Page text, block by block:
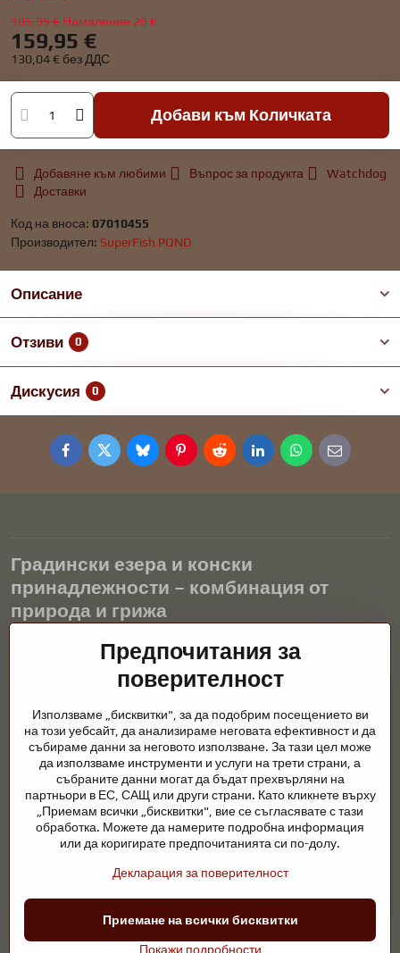
185,95 € Намаление 26 €
159,95 €
130,04 € без ДДС
Добави към Количката
Добавяне към любими Въпрос за продукта
Watchdog
Доставки
Код на вноса: 07010455
Производител: SuperFish POND
Описание
Отзиви 0
Дискусия 0
FacebookTwitterBlueskyPinterestRedditLinkedInWhatsApp
E-
mail
Градински езера и конски
принадлежности – комбинация от
природа и грижа
Градинските езера са красиво допълнение към всеки екстериор
и създават хармонична среда за релаксация и живот на водните
животни. Правилната технология, филтрацията и редовната
през цялата година. Също толкова важна е грижата за
животните, които са част от нашия живот.
Конете се нуждаят от висококачествени конски принадлежности,
правилно хранене и отговорни грижи, за да бъдат здрави, силни
и доволни. Независимо дали става въпрос за екипировка за
ездачи, развъдчици или любители на природата, целта е да се
създаде среда, която подкрепя естествения баланс,
©2026Авторско право
Предпочитания за поверителностДекларация за поверителност
Предпочитания за
поверителност
Използваме „бисквитки", за да подобрим посещението ви
на този уебсайт, да анализираме неговата ефективност и да
събираме данни за неговото използване. За тази цел може
да използваме инструменти и услуги на трети страни, а
събраните данни могат да бъдат прехвърляни на
партньори в ЕС, САЩ или други страни. Като кликнете върху
„Приемам всички „бисквитки", вие се съгласявате с тази
обработка. Можете да намерите подробна информация
или да коригирате предпочитанията си по-долу.
Декларация за поверителност
Покажи подробности
Приемане на всички бисквитки